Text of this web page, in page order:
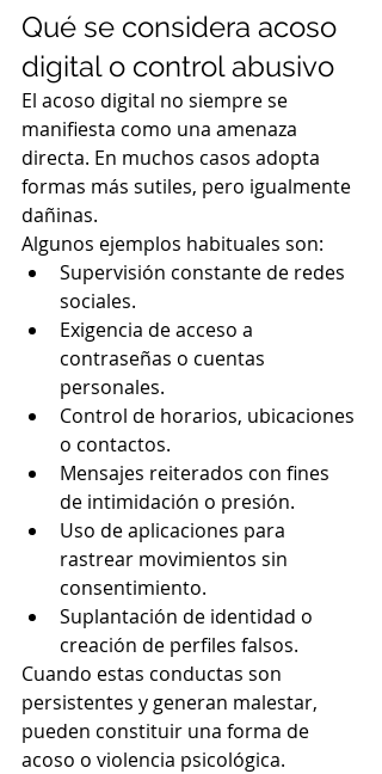
Qué se considera acoso
digital o control abusivo
El acoso digital no siempre se
manifiesta como una amenaza
directa. En muchos casos adopta
formas más sutiles, pero igualmente
dañinas.
Algunos ejemplos habituales son:
Supervisión constante de redes
sociales.
Exigencia de acceso a
contraseñas o cuentas
personales.
Control de horarios, ubicaciones
o contactos.
Mensajes reiterados con fines
de intimidación o presión.
Uso de aplicaciones para
rastrear movimientos sin
consentimiento.
Suplantación de identidad o
creación de perfiles falsos.
Cuando estas conductas son
persistentes y generan malestar,
pueden constituir una forma de
acoso o violencia psicológica.